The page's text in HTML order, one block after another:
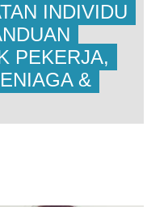
INDIVIDU
PEKERJA,
&